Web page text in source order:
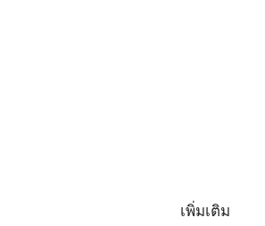
เพิ่มเติม